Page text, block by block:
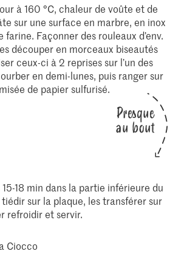
à 160 °C, chaleur de voûte et de
sur une surface en marbre, en inox
farine. Façonner des rouleaux d’env.
découper en morceaux biseautés
ceux-ci à 2 reprises sur l’un des
en demi-lunes, puis ranger sur
de papier sulfurisé.
Presque
au bout
18 min dans la partie inférieure du
sur la plaque, les transférer sur
refroidir et servir.
Ciocco